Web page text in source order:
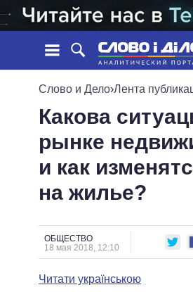
НОВОСТИ
ЛЕНТА
СОБЫТИЯ
СТАТЬИ
ОБЗОРЫ
ДАЙДЖЕСТЫ
ОБЕЩАНИЯ
ПОЛИТИКИ
ПРЕЗИДЕНТ И ОФИС
ВЕРХОВНАЯ РАДА
КАБИНЕТ МИНИСТРОВ
МЭРЫ
СРАВНЕНИЕ
Слово и Дело›Лента
Какова
рынке
и как
на жилье?
ОБЩЕСТВО
18 мая 2018, 12:10
Читати українською